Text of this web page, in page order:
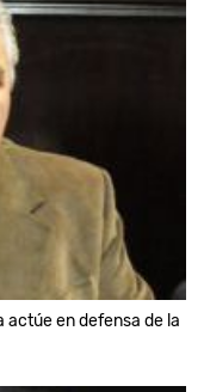
actúe en defensa de la